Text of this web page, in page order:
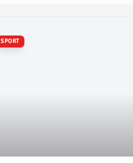
sa de a reflecta asupra angajamentului său
SPORT